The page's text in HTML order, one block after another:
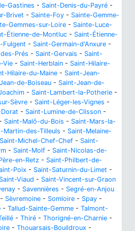
Gastines - Saint-Denis-du-Payré -
Brivet - Sainte-Foy - Sainte-Gemme-
Gemmes-sur-Loire - Sainte-Luce-
Étienne-de-Montluc - Saint-Étienne-
Fulgent - Saint-Germain-d'Anxure -
Prés - Saint-Gervais - Saint-
Vie - Saint-Herblain - Saint-Hilaire-
Hilaire-du-Maine - Saint-Jean-
de-Boiseau - Saint-Jean-de-
- Saint-Lambert-la-Potherie -
Sèvre - Saint-Léger-les-Vignes -
- Saint-Lumine-de-Clisson -
- Saint-Malô-du-Bois - Saint-Mars-la-
Martin-des-Tilleuls - Saint-Melaine-
Saint-Michel-Chef-Chef - Saint-
- Saint-Molf - Saint-Nicolas-de-
en-Retz - Saint-Philbert-de-
Poix - Saint-Saturnin-du-Limet -
Saint-Viaud - Saint-Vincent-sur-Graon
- Savennières - Segré-en-Anjou
- Sèvremoine - Somloire - Spay -
- Tallud-Sainte-Gemme - Talmont-
- Thiré - Thorigné-en-Charnie -
- Thouarsais-Bouildroux -